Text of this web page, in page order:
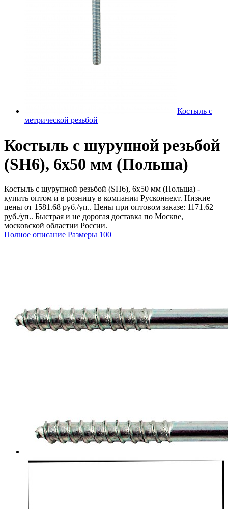
Костыль с
метрической резьбой
Костыль с шурупной резьбой
(SH6), 6х50 мм (Польша)
Костыль с шурупной резьбой (SH6), 6х50 мм (Польша) -
купить оптом и в розницу в компании Русконнект. Низкие
цены от 1581.68 руб./уп.. Цены при оптовом заказе: 1171.62
руб./уп.. Быстрая и не дорогая доставка по Москве,
московской областии России.
Полное описание Размеры 100